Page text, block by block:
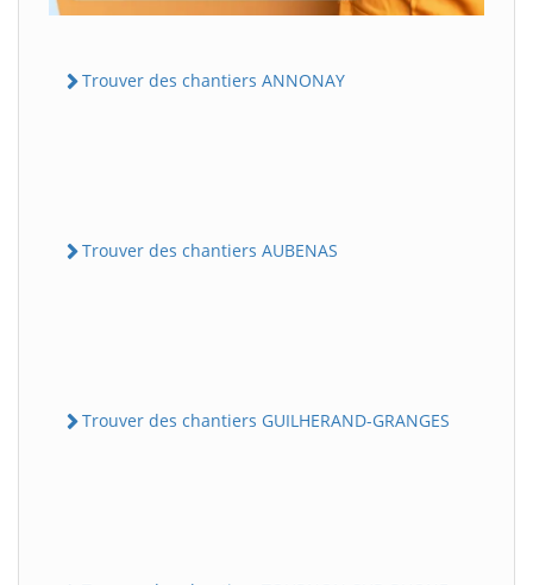
Trouver des chantiers ANNONAY
Trouver des chantiers AUBENAS
Trouver des chantiers GUILHERAND-GRANGES